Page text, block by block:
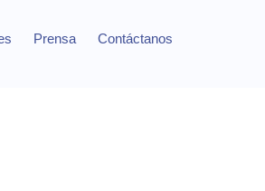
Prensa Contáctanos